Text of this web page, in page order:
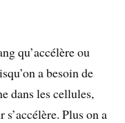
qu’accélère ou
a besoin de
dans les cellules,
s’accélère. Plus on a